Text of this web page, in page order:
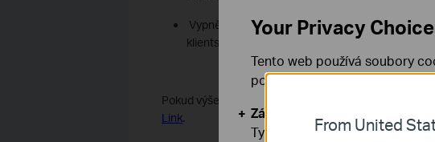
Vypněte funkci HomeCare. Nastavte režim QoS
klientská zařízení, vypněte funkci Antivirus na
Pokud výše uvedené návrhy nevyřeší váš problém,
Link. From United
Your Privacy
Tento web používá soubory
používáním našich cookies.
Základní cookies
Tyto cookies jsou nezbytné